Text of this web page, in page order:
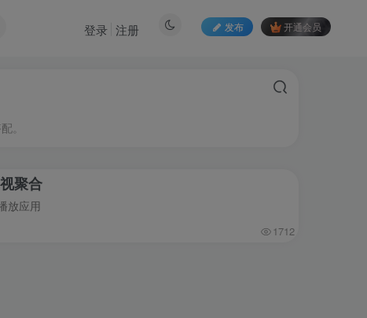
发布 开通会员
登录 注册
。
聚合
放应用
1712